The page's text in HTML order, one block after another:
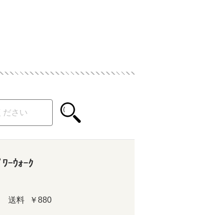
ｰｳｫｰｸ
送料 ￥880